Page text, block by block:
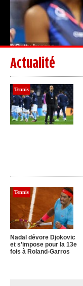
Actualité
Tennis
Tennis
Nadal dévore Djokovic
et s’impose pour la 13e
fois à Roland-Garros